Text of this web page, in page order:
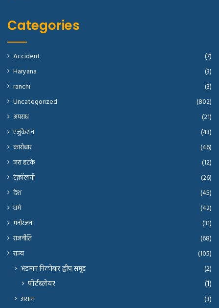
Categories
Accident
(7)
Haryana
(3)
ranchi
(3)
Uncategorized
(802)
अपराध
(21)
एजुकेशन
(43)
कारोबार
(46)
जरा हटके
(12)
टेक्नॉलजी
(26)
देश
(45)
धर्म
(42)
मनोरंजन
(31)
राजनीति
(68)
राज्य
(105)
अंडमान निकोबार द्वीप समूह (2)
पोर्टब्लेयर (1)
असाम (3)